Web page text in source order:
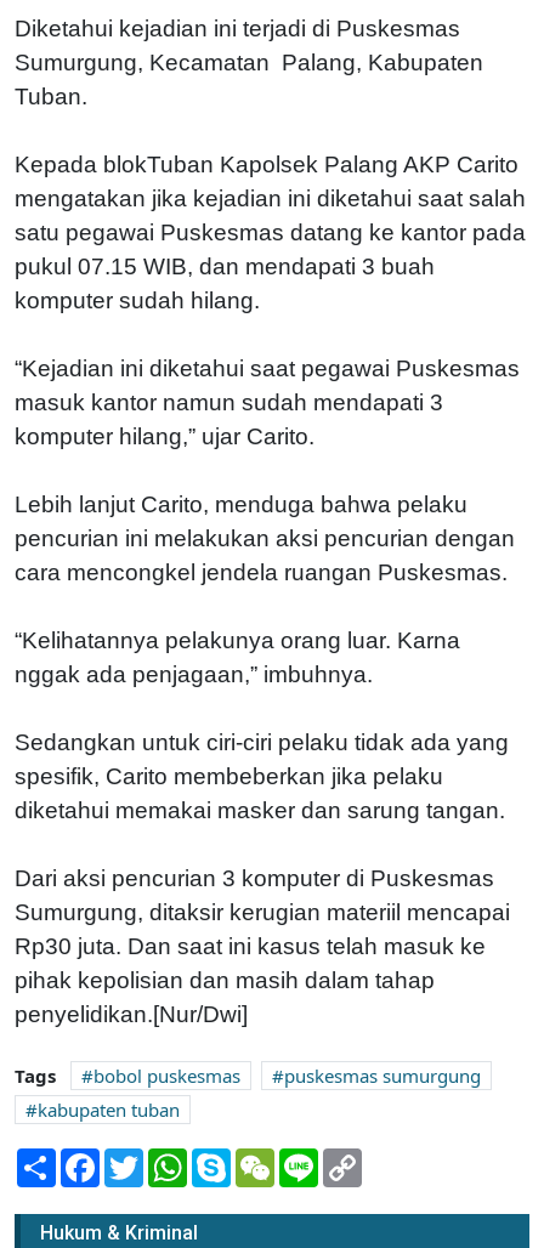
Diketahui kejadian ini terjadi di Puskesmas
Sumurgung, Kecamatan Palang, Kabupaten
Tuban.
Kepada blokTuban Kapolsek Palang AKP Carito
mengatakan jika kejadian ini diketahui saat salah
satu pegawai Puskesmas datang ke kantor pada
pukul 07.15 WIB, dan mendapati 3 buah
komputer sudah hilang.
“Kejadian ini diketahui saat pegawai Puskesmas
masuk kantor namun sudah mendapati 3
komputer hilang,” ujar Carito.
Lebih lanjut Carito, menduga bahwa pelaku
pencurian ini melakukan aksi pencurian dengan
cara mencongkel jendela ruangan Puskesmas.
“Kelihatannya pelakunya orang luar. Karna
nggak ada penjagaan,” imbuhnya.
Sedangkan untuk ciri-ciri pelaku tidak ada yang
spesifik, Carito membeberkan jika pelaku
diketahui memakai masker dan sarung tangan.
Dari aksi pencurian 3 komputer di Puskesmas
Sumurgung, ditaksir kerugian materiil mencapai
Rp30 juta. Dan saat ini kasus telah masuk ke
pihak kepolisian dan masih dalam tahap
penyelidikan.[Nur/Dwi]
Tags bobol puskesmas
puskesmas sumurgung
kabupaten tuban
Share Facebook
TwitterWhatsApp
SkypeWeChatLine
Hukum & Kriminal